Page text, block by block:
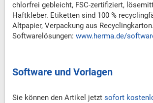
chlorfrei gebleicht, FSC-zertifiziert,
Haftkleber. Etiketten sind 100 %
Altpapier, Verpackung aus
Softwarelösungen: www.herma.de/
Software und Vorlagen
Sie können den Artikel jetzt sofort